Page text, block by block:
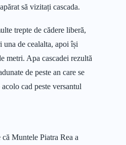
să vizitați cascada.
trepte de cădere liberă,
de cealalta, apoi își
metri. Apa cascadei rezultă
de peste an care se
cad peste versantul
Muntele Piatra Rea a